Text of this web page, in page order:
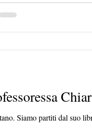
Siamo partiti dal suo